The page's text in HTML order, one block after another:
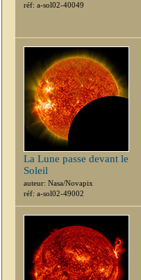
réf: a-sol02-40049
La Lune passe devant le
Soleil
auteur: Nasa/Novapix
réf: a-sol02-49002